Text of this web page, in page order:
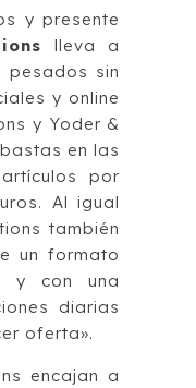
y presente
lleva a
pesados sin
y online
y Yoder &
en las
por
Al igual
también
un formato
y con una
diarias
oferta».
encajan a